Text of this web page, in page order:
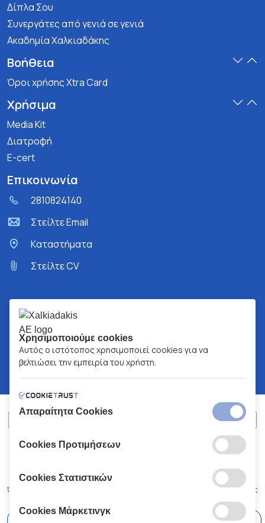
Δίπλα Σου
Συνεργάτες από γενιά σε γενιά
Ακαδημία Χαλκιαδάκης
Βοήθεια
Όροι χρήσης Xtra Card
Χρήσιμα
Media Kit
Διατροφή
E-cert
Επικοινωνία
2810824140
Στείλτε Email
Kαταστήματα
Στείλτε CV
ΧΑΛΚΙΑΔΑΚΗΣ Α.Ε.
Όροι και Προϋποθέσεις Κώδικας Δεοντολογίας
Χρησιμοποιούμε cookies
Αυτός ο ιστότοπος χρησιμοποιεί cookies για να
βελτιώσει την εμπειρία του χρήστη.
Απαραίτητα Cookies
Cookies Προτιμήσεων
Cookies Στατιστικών
Cookies Μάρκετινγκ